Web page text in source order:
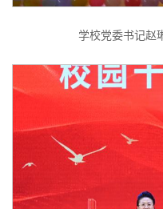
学校党委书记赵